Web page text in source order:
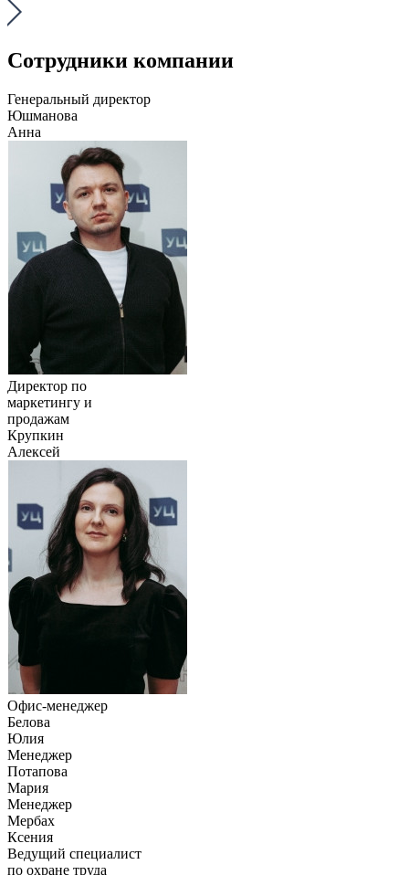
Сотрудники компании
Генеральный директор
Юшманова
Анна
Директор по
маркетингу и
продажам
Крупкин
Алексей
Офис-менеджер
Белова
Юлия
Менеджер
Потапова
Мария
Менеджер
Мербах
Ксения
Ведущий специалист
по охране труда